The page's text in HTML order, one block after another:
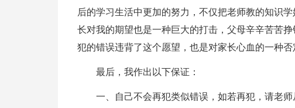
后的学习生活中更加的努力，不仅把老师教的知识
长对我的期望也是一种巨大的打击，父母辛辛苦苦
犯的错误违背了这个愿望，也是对家长心血的一种否
最后，我作出以下保证：
一、自己不会再犯类似错误，如若再犯，请老师